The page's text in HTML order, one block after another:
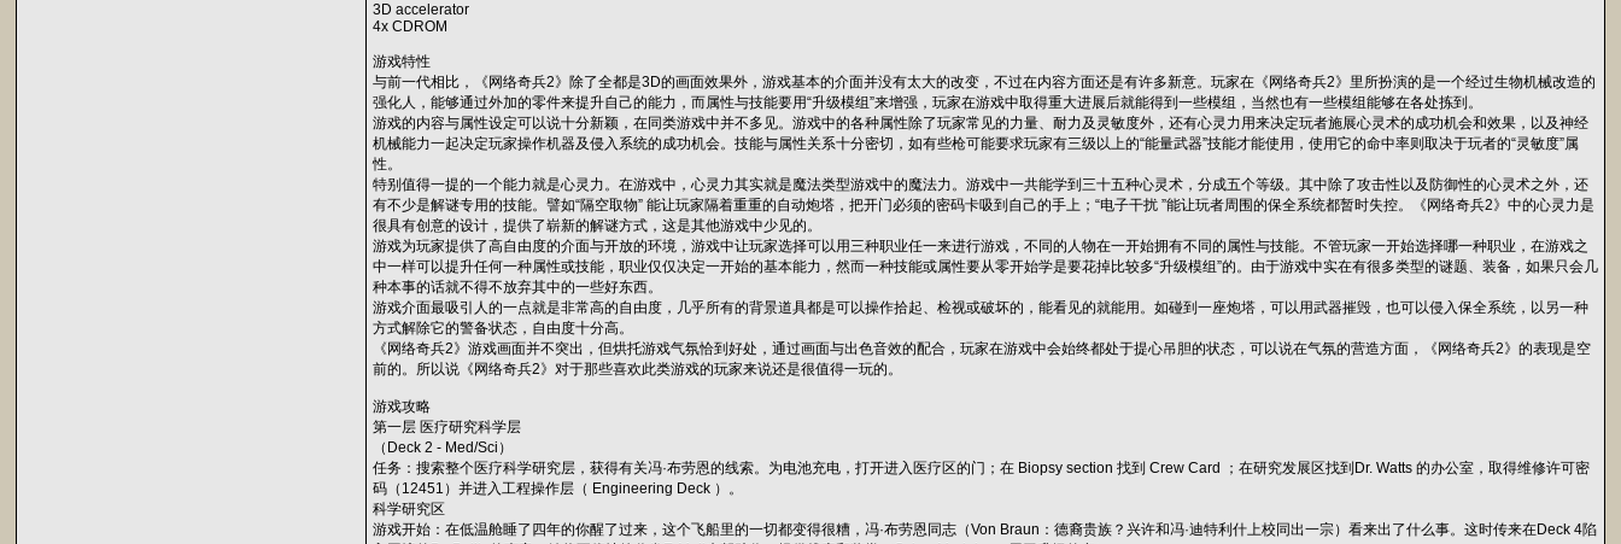
3D accelerator
4x CDROM
游戏特性
与前一代相比，《网络奇兵2》除了全都是3D的画面效果外，游戏基本的介面并没有太大的改变，不过在内容方面还是有许多新意。玩家在《网络奇兵2》里所扮演的是一个经过生物机械改造的
强化人，能够通过外加的零件来提升自己的能力，而属性与技能要用“升级模组”来增强，玩家在游戏中取得重大进展后就能得到一些模组，当然也有一些模组能够在各处拣到。
游戏的内容与属性设定可以说十分新颖，在同类游戏中并不多见。游戏中的各种属性除了玩家常见的力量、耐力及灵敏度外，还有心灵力用来决定玩者施展心灵术的成功机会和效果，以及神经
机械能力一起决定玩家操作机器及侵入系统的成功机会。技能与属性关系十分密切，如有些枪可能要求玩家有三级以上的“能量武器”技能才能使用，使用它的命中率则取决于玩者的“灵敏度”属
性。
特别值得一提的一个能力就是心灵力。在游戏中，心灵力其实就是魔法类型游戏中的魔法力。游戏中一共能学到三十五种心灵术，分成五个等级。其中除了攻击性以及防御性的心灵术之外，还
有不少是解谜专用的技能。譬如“隔空取物” 能让玩家隔着重重的自动炮塔，把开门必须的密码卡吸到自己的手上；“电子干扰 ”能让玩者周围的保全系统都暂时失控。《网络奇兵2》中的心灵力是
很具有创意的设计，提供了崭新的解谜方式，这是其他游戏中少见的。
游戏为玩家提供了高自由度的介面与开放的环境，游戏中让玩家选择可以用三种职业任一来进行游戏，不同的人物在一开始拥有不同的属性与技能。不管玩家一开始选择哪一种职业，在游戏之
中一样可以提升任何一种属性或技能，职业仅仅决定一开始的基本能力，然而一种技能或属性要从零开始学是要花掉比较多“升级模组”的。由于游戏中实在有很多类型的谜题、装备，如果只会几
种本事的话就不得不放弃其中的一些好东西。
游戏介面最吸引人的一点就是非常高的自由度，几乎所有的背景道具都是可以操作拾起、检视或破坏的，能看见的就能用。如碰到一座炮塔，可以用武器摧毁，也可以侵入保全系统，以另一种
方式解除它的警备状态，自由度十分高。
《网络奇兵2》游戏画面并不突出，但烘托游戏气氛恰到好处，通过画面与出色音效的配合，玩家在游戏中会始终都处于提心吊胆的状态，可以说在气氛的营造方面，《网络奇兵2》的表现是空
前的。所以说《网络奇兵2》对于那些喜欢此类游戏的玩家来说还是很值得一玩的。
游戏攻略
第一层 医疗研究科学层
（Deck 2 - Med/Sci）
任务：搜索整个医疗科学研究层，获得有关冯·布劳恩的线索。为电池充电，打开进入医疗区的门；在 Biopsy section 找到 Crew Card ；在研究发展区找到Dr. Watts 的办公室，取得维修许可密
码（12451）并进入工程操作层（ Engineering Deck ）。
科学研究区
游戏开始：在低温舱睡了四年的你醒了过来，这个飞船里的一切都变得很糟，冯·布劳恩同志（Von Braun：德裔贵族？兴许和冯·迪特利什上校同出一宗）看来出了什么事。这时传来在Deck 4陷